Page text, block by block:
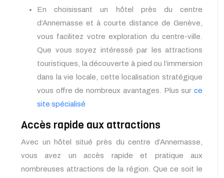
En choisissant un hôtel près du centre
d’Annemasse et à courte distance de Genève,
vous facilitez votre exploration du centre-ville.
Que vous soyez intéressé par les attractions
touristiques, la découverte à pied ou l’immersion
dans la vie locale, cette localisation stratégique
vous offre de nombreux avantages. Plus sur ce
site spécialisé
Accès rapide aux attractions
Avec un hôtel situé près du centre d’Annemasse,
vous avez un accès rapide et pratique aux
nombreuses attractions de la région. Que ce soit le